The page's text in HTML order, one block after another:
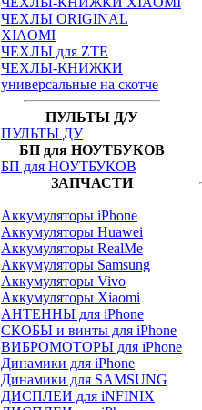
ЧЕХЛЫ ORIGINAL
XIAOMI
ЧЕХЛЫ для ZTE
ЧЕХЛЫ-КНИЖКИ
универсальные на скотче
ПУЛЬТЫ Д/У
ПУЛЬТЫ ДУ
БП для НОУТБУКОВ
БП для НОУТБУКОВ
ЗАПЧАСТИ
Аккумуляторы iPhone
Аккумуляторы Huawei
Аккумуляторы RealMe
Аккумуляторы Samsung
Аккумуляторы Vivo
Аккумуляторы Xiaomi
АНТЕННЫ для iPhone
СКОБЫ и винты для iPhone
ВИБРОМОТОРЫ для iPhone
Динамики для iPhone
Динамики для SAMSUNG
ДИСПЛЕИ для iNFINIX